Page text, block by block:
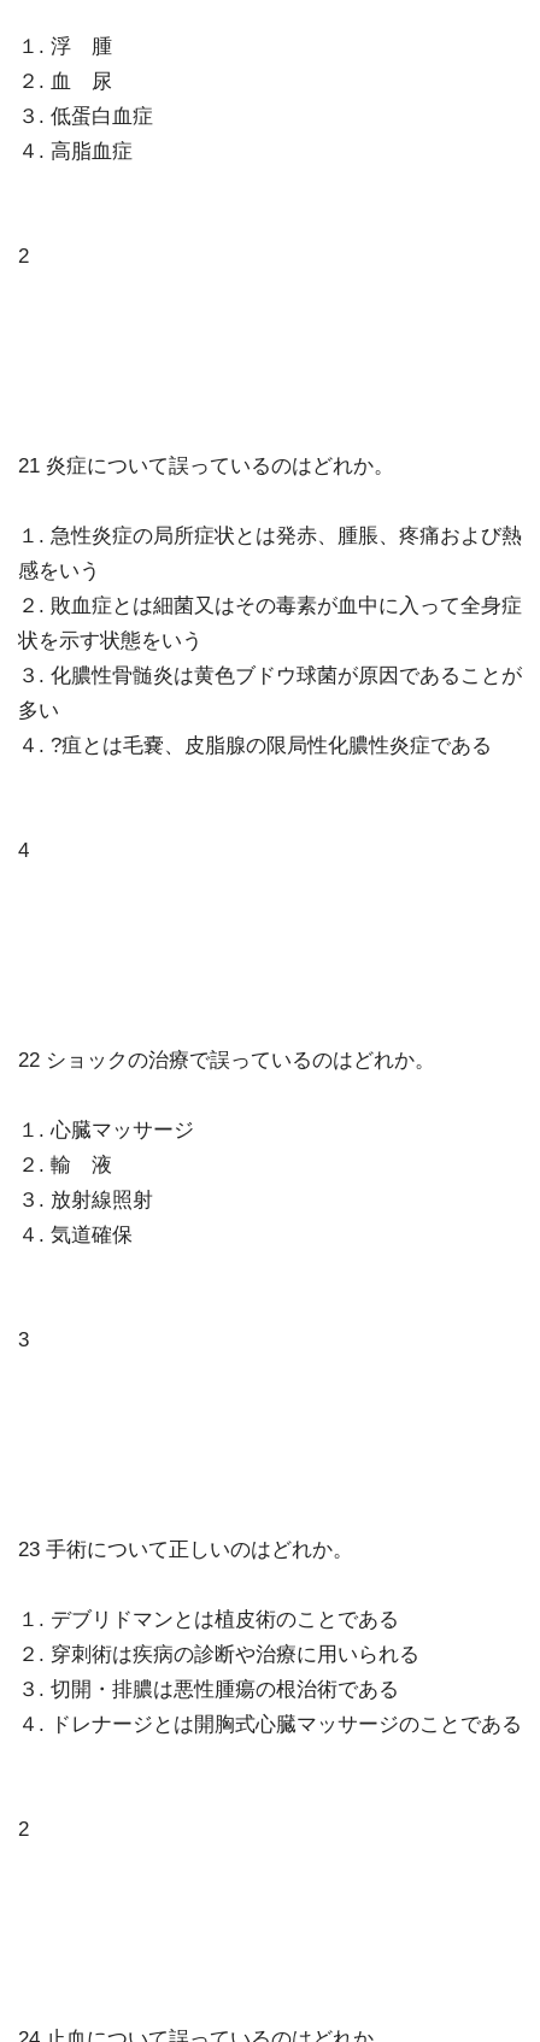
１. 浮 腫
２. 血 尿
３. 低蛋白血症
４. 高脂血症
2
21 炎症について誤っているのはどれか。
１. 急性炎症の局所症状とは発赤、腫脹、疼痛および熱
感をいう
２. 敗血症とは細菌又はその毒素が血中に入って全身症
状を示す状態をいう
３. 化膿性骨髄炎は黄色ブドウ球菌が原因であることが
多い
４. ?疽とは毛嚢、皮脂腺の限局性化膿性炎症である
4
22 ショックの治療で誤っているのはどれか。
１. 心臓マッサージ
２. 輸 液
３. 放射線照射
４. 気道確保
3
23 手術について正しいのはどれか。
１. デブリドマンとは植皮術のことである
２. 穿刺術は疾病の診断や治療に用いられる
３. 切開・排膿は悪性腫瘍の根治術である
４. ドレナージとは開胸式心臓マッサージのことである
2